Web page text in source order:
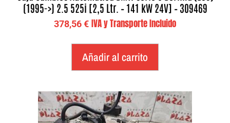
(1995->) 2.5 525i [2,5 Ltr. – 141 kW 24V] – 309469
378,56€ IVA y Transporte Incluido
Añadir al carrito